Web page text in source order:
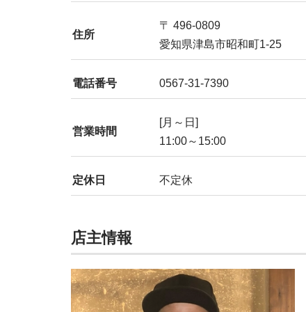
住所
〒 496-0809
愛知県津島市昭和町1-25
電話番号 0567-31-7390
営業時間
[月～日]
11:00～15:00
定休日 不定休
店主情報